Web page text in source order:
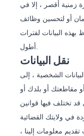
زمنية أقصر ، إلا في
أو لتحسين وظائف
بهذه البيانات لفترات
أطول.
نقل البيانات
الشخصية ، إلى
مقاطعتك أو بلدك أو
قد تختلف فيها قوانين
معلومات إلينا ،